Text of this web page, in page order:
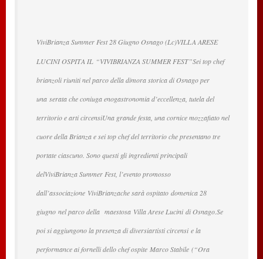
SEARCH SITE
ENGLISH
ViviBrianza Summer Fest 28 Giugno Osnago (Lc)VILLA ARESE
LUCINI OSPITA IL “VIVIBRIANZA SUMMER FEST”Sei top chef
brianzoli riuniti nel parco della dimora storica di Osnago per
una serata che coniuga enogastronomia d’eccellenza, tutela del
territorio e arti circensiUna grande festa, una cornice mozzafiato nel
cuore della Brianza e sei top chef del territorio che presentano tre
portate ciascuno. Sono questi gli ingredienti principali
delViviBrianza Summer Fest, l’evento promosso
dall’associazione ViviBrianzache sarà ospitato domenica 28
giugno nel parco della maestosa Villa Arese Lucini di Osnago.Se
poi si aggiungono la presenza di diversiartisti circensi e la
performance ai fornelli dello chef ospite Marco Stabile (“Ora